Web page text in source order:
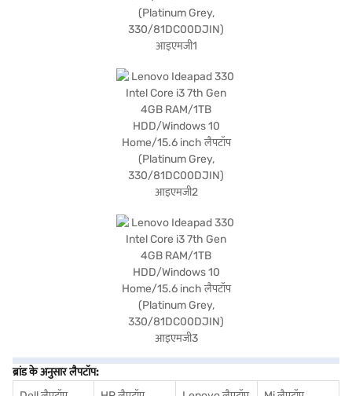
ब्रांड के अनुसार लैपटॉप: